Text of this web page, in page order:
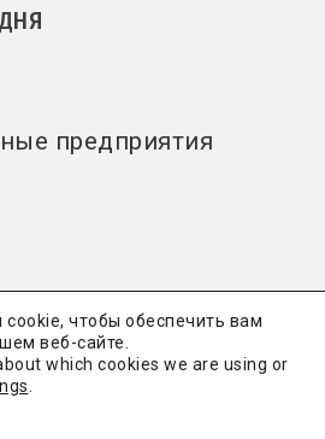
предприятия
Всі права захищені.
чтобы обеспечить вам
веб-сайте.
which cookies we are using or